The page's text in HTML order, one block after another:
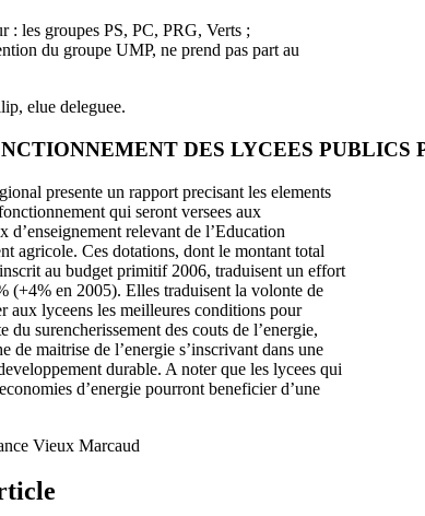
: les groupes PS, PC, PRG, Verts ;
du groupe UMP, ne prend pas part au
elue deleguee.
DES LYCEES PUBLICS
presente un rapport precisant les elements
qui seront versees aux
d’enseignement relevant de l’Education
agricole. Ces dotations, dont le montant total
au budget primitif 2006, traduisent un effort
(+4% en 2005). Elles traduisent la volonte de
aux lyceens les meilleures conditions pour
du surencherissement des couts de l’energie,
de maitrise de l’energie s’inscrivant dans une
durable. A noter que les lycees qui
d’energie pourront beneficier d’une
Vieux Marcaud